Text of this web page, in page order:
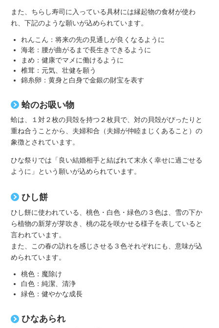
また、ちらし寿司に入っている具材には縁起物の食材が使わ
れ、下記のような願いが込められています。
れんこん：将来の先の見通しが良くなるように
海老：腰が曲がるまで長生きできるように
まめ：健康でマメに働けるように
椎茸：元気、壮健を願う
錦糸卵：黄身と白身で金銀の財宝を表す
蛤のお吸い物
蛤は、１対２枚の貝殻を持つ２枚貝で、対の貝殻がぴったりと
重ね合うことから、夫婦和合（夫婦が仲睦まじくあること）の
象徴とされています。
ひな祭りでは「良い結婚相手と結ばれて末永く幸せに過ごせる
ように」という願いが込められています。
ひし餅
ひし餅に使われている、桃色・白色・緑色の３色は、雪の下か
ら植物の新芽が芽吹き、桃の花を咲かせる様子を表していると
言われています。
また、この春の訪れを感じさせる３色それぞれにも、意味が込
められています。
桃色：魔除け
白色：純潔、清浄
緑色：健やかな成長
ひなあられ